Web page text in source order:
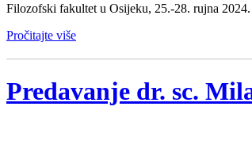
Filozofski fakultet u Osijeku, 25.-28. rujna 2024.
Pročitajte više
Predavanje dr. sc.